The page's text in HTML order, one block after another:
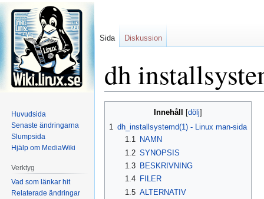
dh
navigering
Innehåll
1 dh_installsystemd(1) - Linux man-sida
1.1
NAMN
1.2 SYNOPSIS
1.3
BESKRIVNING
1.4
FILER
1.5 ALTERNATIV
Sida Diskussion
Huvudsida
Senaste ändringarna
Slumpsida
Hjälp om MediaWiki
Verktyg
Vad som länkar hit
Relaterade ändringar